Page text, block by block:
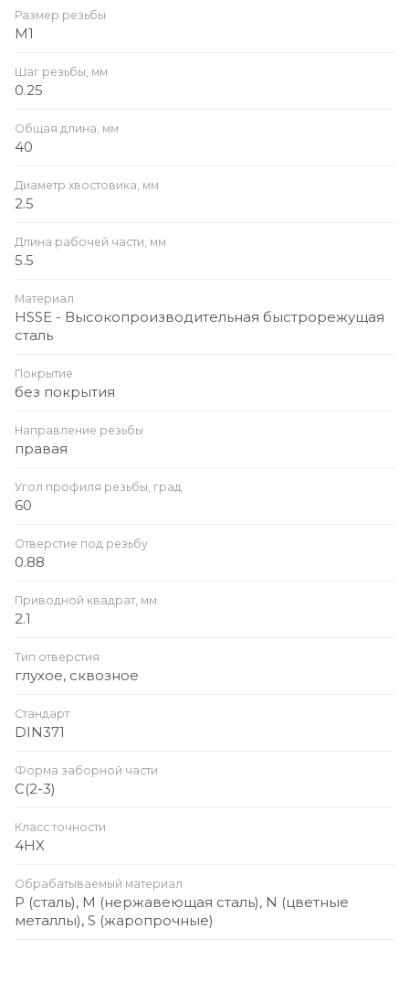
Размер резьбы
M1
Шаг резьбы, мм
0.25
Общая длина, мм
40
Диаметр хвостовика, мм
2.5
Длина рабочей части, мм
5.5
Материал
HSSE - Высокопроизводительная быстрорежущая
сталь
Покрытие
без покрытия
Направление резьбы
правая
Угол профиля резьбы, град
60
Отверстие под резьбу
0.88
Приводной квадрат, мм
2.1
Тип отверстия
глухое, сквозное
Стандарт
DIN371
Форма заборной части
C(2-3)
Класс точности
4HX
Обрабатываемый материал
P (сталь), M (нержавеющая сталь), N (цветные
металлы), S (жаропрочные)